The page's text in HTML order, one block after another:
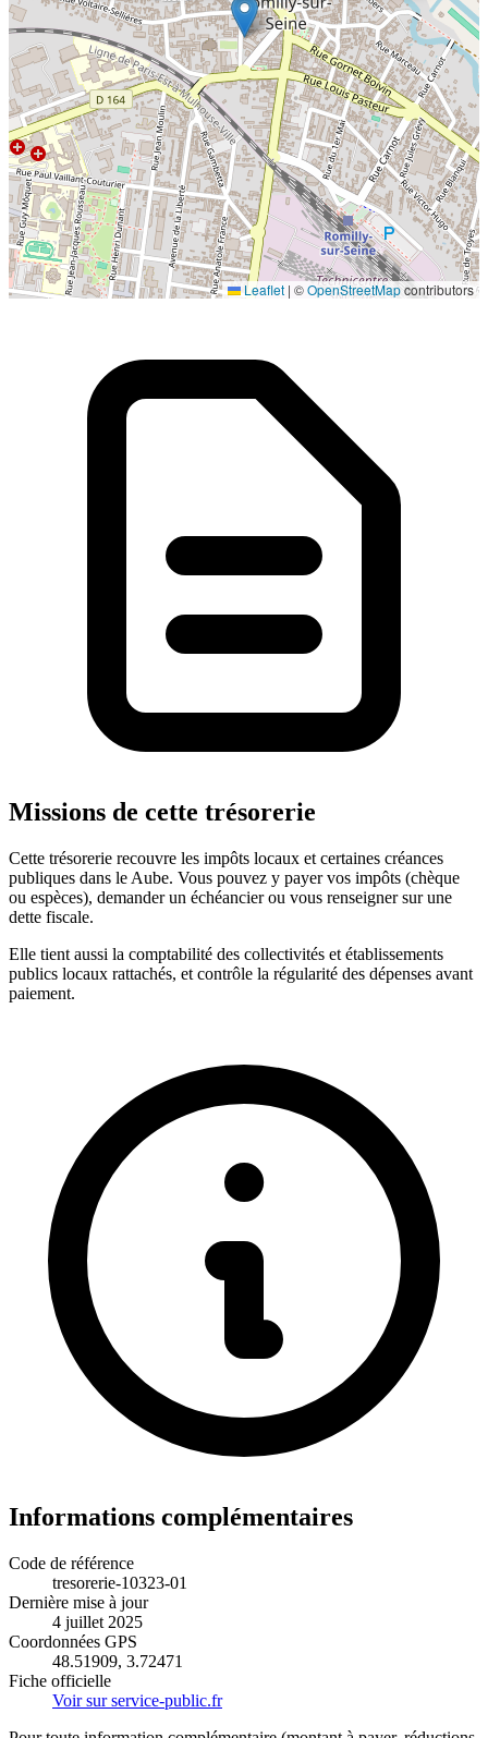
Localisation en cours...
Leaflet | ©OpenStreetMapcontributors
Missions de cette trésorerie
Cette trésorerie recouvre les impôts locaux et certaines créances
publiques dans le Aube. Vous pouvez y payer vos impôts (chèque
ou espèces), demander un échéancier ou vous renseigner sur une
dette fiscale.
Elle tient aussi la comptabilité des collectivités et établissements
publics locaux rattachés, et contrôle la régularité des dépenses avant
paiement.
Informations complémentaires
Code de référence
tresorerie-10323-01
Dernière mise à jour
4 juillet 2025
Coordonnées GPS
48.51909, 3.72471
Fiche officielle
Voir sur service-public.fr